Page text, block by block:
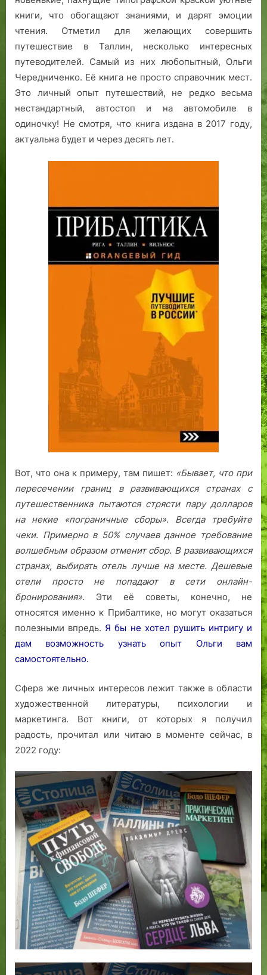
книги, что обогащают знаниями, и дарят эмоции
чтения. Отметил для желающих совершить
путешествие в Таллин, несколько интересных
путеводителей. Самый из них любопытный, Ольги
Чередниченко. Её книга не просто справочник мест.
Это личный опыт путешествий, не редко весьма
нестандартный, автостоп и на автомобиле в
одиночку! Не смотря, что книга издана в 2017 году,
актуальна будет и через десять лет.
Вот, что она к примеру, там пишет: «Бывает, что при
пересечении границ в развивающихся странах с
путешественника пытаются стрясти пару долларов
на некие «пограничные сборы». Всегда требуйте
чеки. Примерно в 50% случаев данное требование
волшебным образом отменит сбор. В развивающихся
странах, выбирать отель лучше на месте. Дешевые
отели просто не попадают в сети онлайн-
бронирования». Эти её советы, конечно, не
относятся именно к Прибалтике, но могут оказаться
полезными впредь. Я бы не хотел рушить интригу и
дам возможность узнать опыт Ольги вам
самостоятельно.
Сфера же личных интересов лежит также в области
художественной литературы, психологии и
маркетинга. Вот книги, от которых я получил
радость, прочитал или читаю в моменте сейчас, в
2022 году: